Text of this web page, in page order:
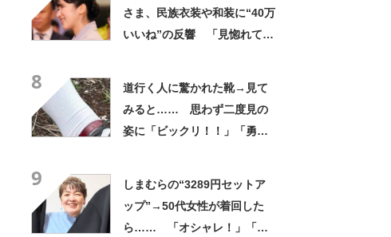
さま、民族衣装や和装に“40万
いいね”の反響 「見惚れてし
8
道行く人に驚かれた靴→見て
みると…… 思わず二度見の
姿に「ビックリ！！」「勇気
9
しまむらの“3289円セットア
ップ”→50代女性が着回した
ら…… 「オシャレ！」「細